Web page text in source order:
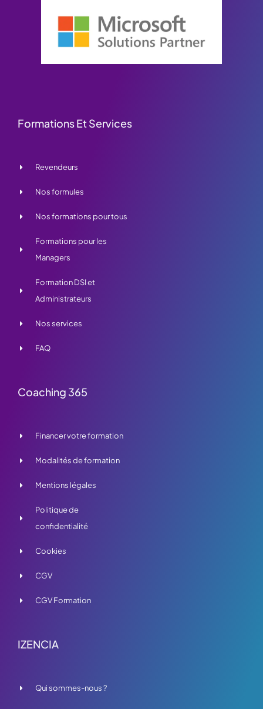
Formations Et Services
Revendeurs
Nos formules
Nos formations pour tous
Formations pour les
Managers
Formation DSI et
Administrateurs
Nos services
FAQ
Coaching 365
Financer votre formation
Modalités de formation
Mentions légales
Politique de
confidentialité
Cookies
CGV
CGV Formation
IZENCIA
Qui sommes-nous ?